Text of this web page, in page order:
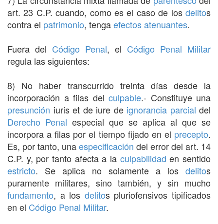
art. 23 C.P. cuando, como es el caso de los delitos
contra el patrimonio, tengaefectosatenuantes.
Fuera del Código Penal, el Código Penal Militar
regula las siguientes:
8) No haber transcurrido treinta días desde la
incorporación a filas del culpable.- Constituye una
presunción iuris et de iure de ignorancia parcial del
Derecho Penal especial que se aplica al que se
incorpora a filas por el tiempo fijado en el precepto.
Es, por tanto, unaespecificación del error del art. 14
C.P. y, por tanto afecta a la culpabilidad en sentido
estricto. Se aplica no solamente a los delitos
puramente militares, sino también, y sin mucho
fundamento, a los delitos pluriofensivos tipificados
en el Código Penal Militar.